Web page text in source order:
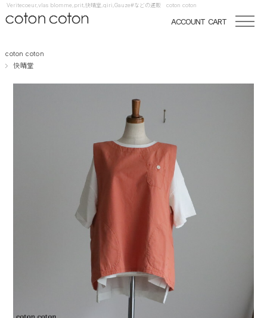
Veritecoeur,vlas blomme,prit,快晴堂,qiri,Gauze#などの通販 coton coton
ACCOUNT CART
coton coton
快晴堂